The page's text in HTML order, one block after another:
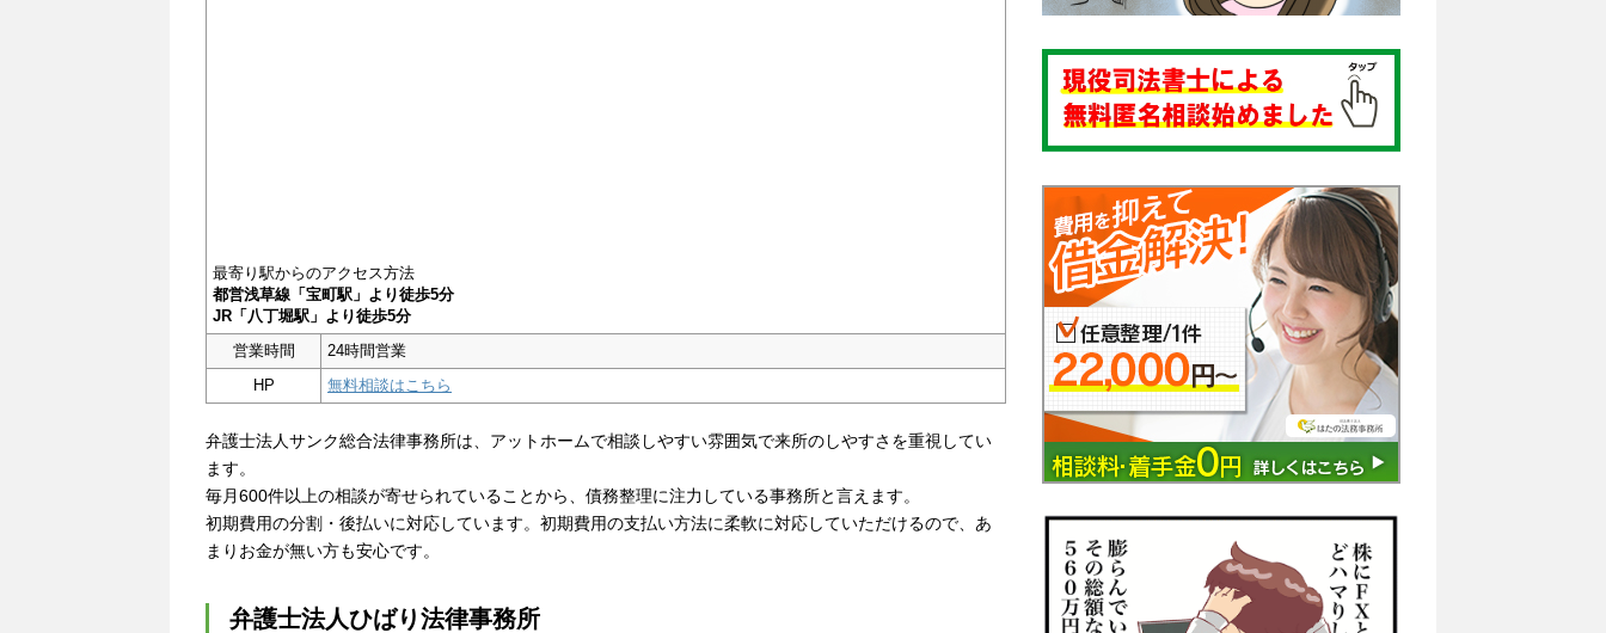
最寄り駅からのアクセス方法
都営浅草線「宝町駅」より徒歩5分
JR「八丁堀駅」より徒歩5分
営業時間
24時間営業
HP
無料相談はこちら
弁護士法人サンク総合法律事務所は、アットホームで相談しやすい雰囲気で来所のしやすさを重視してい
ます。
毎月600件以上の相談が寄せられていることから、債務整理に注力している事務所と言えます。
初期費用の分割・後払いに対応しています。初期費用の支払い方法に柔軟に対応していただけるので、あ
まりお金が無い方も安心です。
弁護士法人ひばり法律事務所